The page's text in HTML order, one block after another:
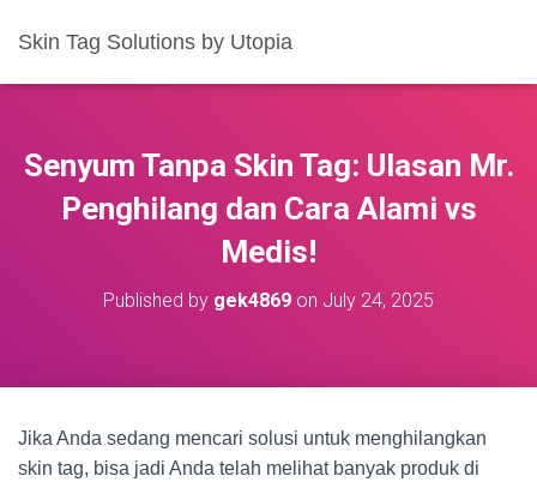
Skin Tag Solutions by Utopia
Senyum Tanpa Skin Tag: Ulasan Mr.
Penghilang dan Cara Alami vs
Medis!
Published by gek4869 on July 24, 2025
Jika Anda sedang mencari solusi untuk menghilangkan
skin tag, bisa jadi Anda telah melihat banyak produk di